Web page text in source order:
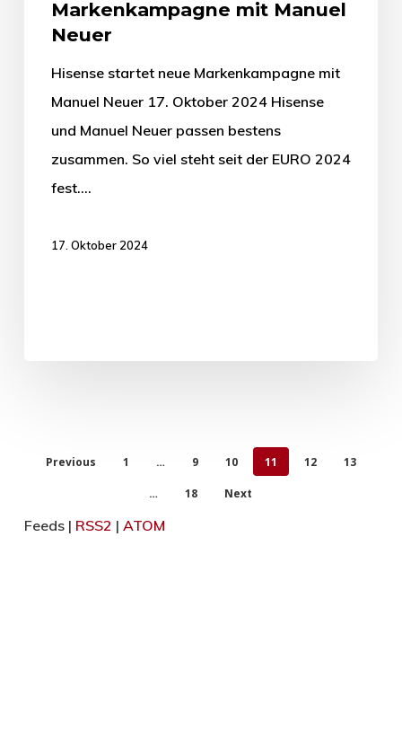
Markenkampagne mit Manuel
Neuer
Hisense startet neue Markenkampagne mit
Manuel Neuer 17. Oktober 2024 Hisense
und Manuel Neuer passen bestens
zusammen. So viel steht seit der EURO 2024
fest.…
17. Oktober 2024
Previous 1 … 9 10 11 12 13
… 18 Next
Feeds | RSS2 | ATOM